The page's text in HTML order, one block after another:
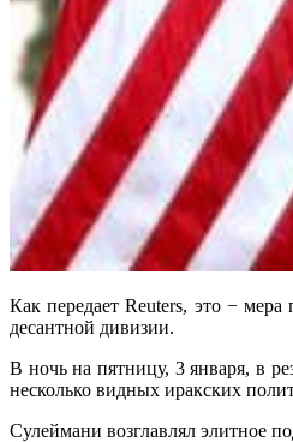
Как передает Reuters, это −
десантной дивизии.
В ночь на пятницу, 3 января, в
несколько видных иракских
Сулеймани возглавлял элитное